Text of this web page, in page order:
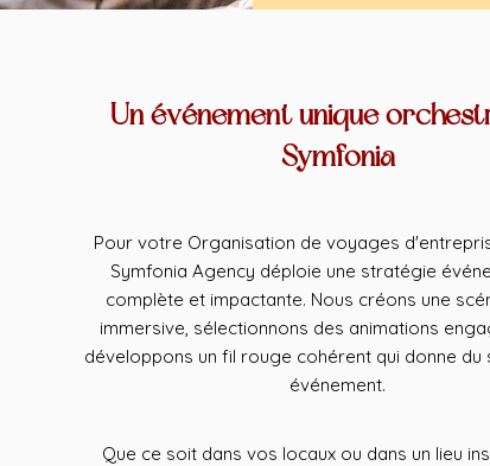
Un événement unique
Symfonia
Pour votre Organisation de voyages
Symfonia Agency déploie une stratégie
complète et impactante. Nous créons une
immersive, sélectionnons des animations
développons un fil rouge cohérent qui donne du
événement.
Que ce soit dans vos locaux ou dans un lieu